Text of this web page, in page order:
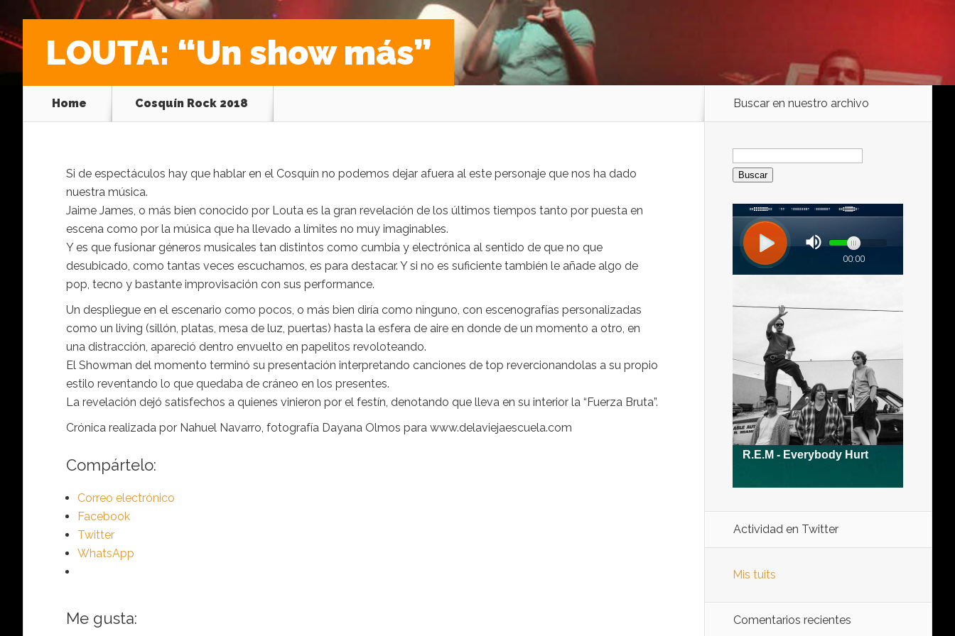
LOUTA: “Un show más”
Home Cosquín Rock 2018
Si de espectáculos hay que hablar en el Cosquín no podemos dejar afuera al este personaje que nos ha dado
nuestra música.
Jaime James, o más bien conocido por Louta es la gran revelación de los últimos tiempos tanto por puesta en
escena como por la música que ha llevado a límites no muy imaginables.
Y es que fusionar géneros musicales tan distintos como cumbia y electrónica al sentido de que no que
desubicado, como tantas veces escuchamos, es para destacar. Y si no es suficiente también le añade algo de
pop, tecno y bastante improvisación con sus performance.
Un despliegue en el escenario como pocos, o más bien diría como ninguno, con escenografías personalizadas
como un living (sillón, platas, mesa de luz, puertas) hasta la esfera de aire en donde de un momento a otro, en
una distracción, apareció dentro envuelto en papelitos revoloteando.
El Showman del momento terminó su presentación interpretando canciones de top revercionandolas a su propio
estilo reventando lo que quedaba de cráneo en los presentes.
La revelación dejó satisfechos a quienes vinieron por el festín, denotando que lleva en su interior la “Fuerza Bruta”.
Crónica realizada por Nahuel Navarro, fotografía Dayana Olmos para www.delaviejaescuela.com
Compártelo:
Correo electrónico
Facebook
Twitter
WhatsApp
Me gusta:
Buscar en nuestro archivo
Buscar:
Actividad en Twitter
Mis tuits
Comentarios recientes